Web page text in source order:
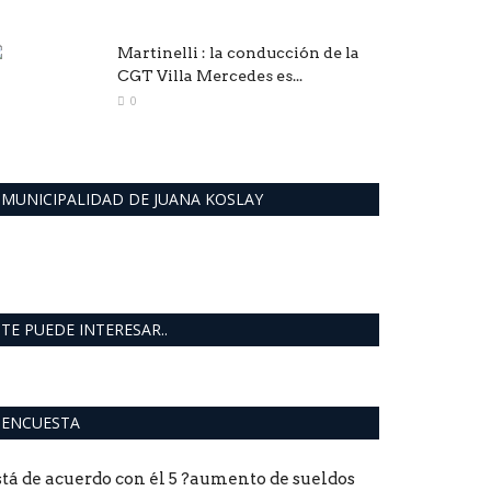
Martinelli : la conducción de la
CGT Villa Mercedes es...
0
MUNICIPALIDAD DE JUANA KOSLAY
TE PUEDE INTERESAR..
ENCUESTA
de acuerdo con él 5 ?aumento de sueldos